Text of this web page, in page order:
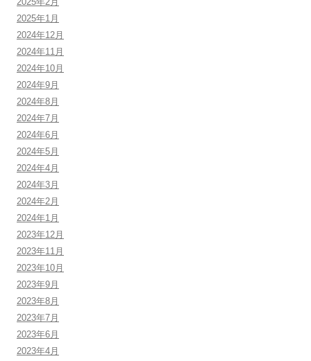
2025年1月
2024年12月
2024年11月
2024年10月
2024年9月
2024年8月
2024年7月
2024年6月
2024年5月
2024年4月
2024年3月
2024年2月
2024年1月
2023年12月
2023年11月
2023年10月
2023年9月
2023年8月
2023年7月
2023年6月
2023年4月